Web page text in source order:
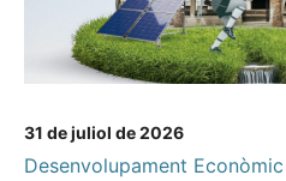
31 de juliol de 2026
Desenvolupament